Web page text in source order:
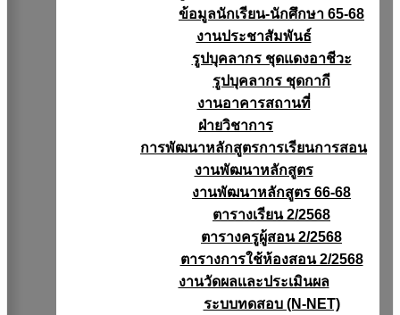
ข้อมูลนักเรียน-นักศึกษา 65-68
งานประชาสัมพันธ์
รูปบุคลากร ชุดแดงอาชีวะ
รูปบุคลากร ชุดกากี
งานอาคารสถานที่
ฝ่ายวิชาการ
การพัฒนาหลักสูตรการเรียนการสอน
งานพัฒนาหลักสูตร
งานพัฒนาหลักสูตร 66-68
ตารางเรียน 2/2568
ตารางครูผู้สอน 2/2568
ตารางการใช้ห้องสอน 2/2568
งานวัดผลเเละประเมินผล
ระบบทดสอบ (N-NET)